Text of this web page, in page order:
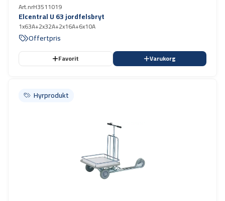
Art.nrH3511019
Elcentral U 63 jordfelsbryt
1x63A+2x32A+2x16A+6x10A
Offertpris
Favorit Varukorg
Hyrprodukt
Hyrprodukt